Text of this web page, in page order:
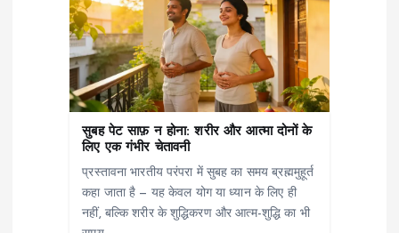
सुबह पेट साफ़ न होना: शरीर और आत्मा दोनों के
लिए एक गंभीर चेतावनी
प्रस्तावना भारतीय परंपरा में सुबह का समय ब्रह्ममुहूर्त
कहा जाता है — यह केवल योग या ध्यान के लिए ही
नहीं, बल्कि शरीर के शुद्धिकरण और आत्म-शुद्धि का भी